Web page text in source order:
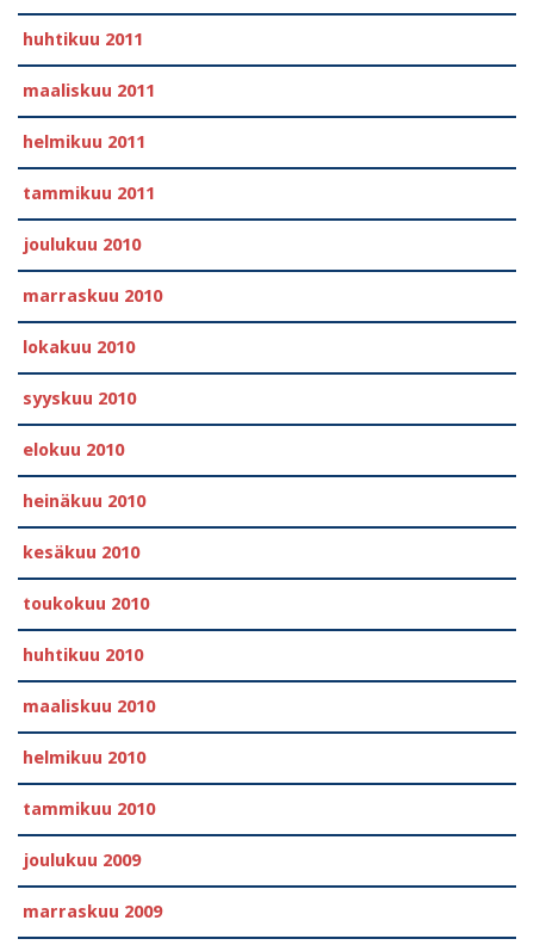
huhtikuu 2011
maaliskuu 2011
helmikuu 2011
tammikuu 2011
joulukuu 2010
marraskuu 2010
lokakuu 2010
syyskuu 2010
elokuu 2010
heinäkuu 2010
kesäkuu 2010
toukokuu 2010
huhtikuu 2010
maaliskuu 2010
helmikuu 2010
tammikuu 2010
joulukuu 2009
marraskuu 2009